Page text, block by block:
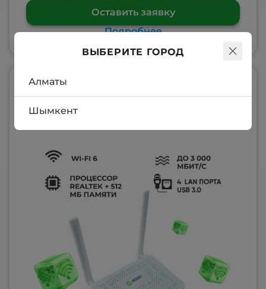
Оставить заявку
Подробнее
Оптический терминал и
Wi-Fi роутер (2-в-1)
ВЫБЕРИТЕ ГОРОД
Алматы
Шымкент